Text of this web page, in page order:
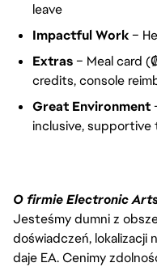
leave
Impactful Work–
Extras– Meal card
credits, console
Great Environment
inclusive, supportive
O firmie Electronic
Jesteśmy dumni z
doświadczeń, lokalizacji
daje EA. Cenimy